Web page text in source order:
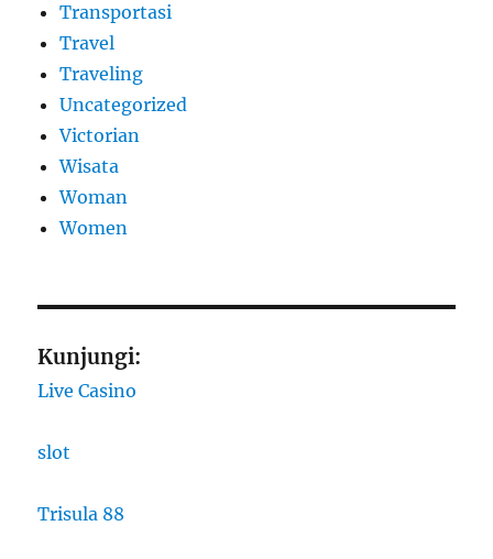
Transportasi
Travel
Traveling
Uncategorized
Victorian
Wisata
Woman
Women
Kunjungi:
Live Casino
slot
Trisula 88